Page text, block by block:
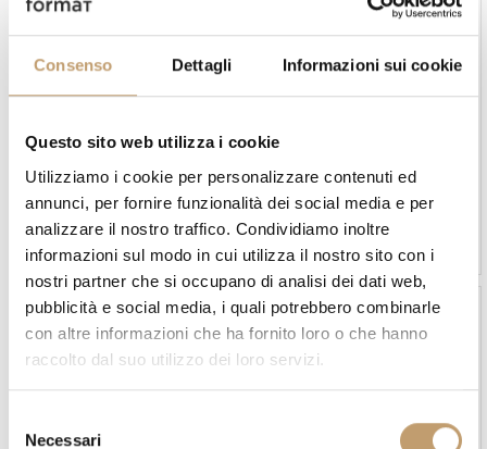
Consenso Dettagli Informazioni sui cookie
Questo sito web utilizza i cookie
Utilizziamo i cookie per personalizzare contenuti ed
annunci, per fornire funzionalità dei social media e per
analizzare il nostro traffico. Condividiamo inoltre
informazioni sul modo in cui utilizza il nostro sito con i
nostri partner che si occupano di analisi dei dati web,
pubblicità e social media, i quali potrebbero combinarle
con altre informazioni che ha fornito loro o che hanno
raccolto dal suo utilizzo dei loro servizi.
Necessari
In stock
Bücherregal Air soft - Lago
Ab€4.030
In stock
Bücherregal Airport -
Cattelan Italia
Ab€6.002